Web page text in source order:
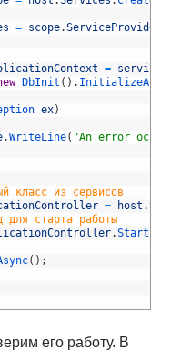
= scope.ServiceProvider
= services
DbInit ( ) . InitializeAsync
ex)
.WriteLine( "An error
класс из сервисов
= host .
для старта работы
.Start
( ) ;
его работу. В